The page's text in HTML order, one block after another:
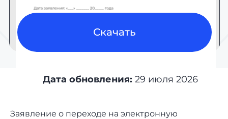
Дата обновления: 29 июля 2026
Заявление о переходе на электронную